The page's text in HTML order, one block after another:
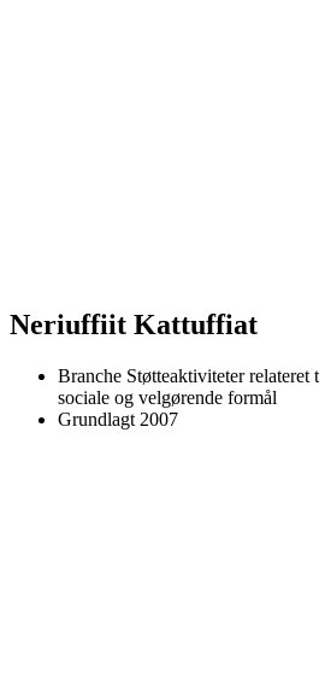
Neriuffiit Kattuffiat
Branche Støtteaktiviteter
sociale og velgørende formål
Grundlagt 2007